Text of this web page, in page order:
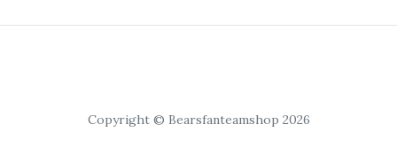
Copyright © Bearsfanteamshop 2026